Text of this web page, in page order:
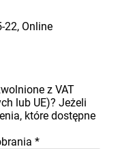
22, Online
z VAT
lub UE)? Jeżeli
które dostępne
*